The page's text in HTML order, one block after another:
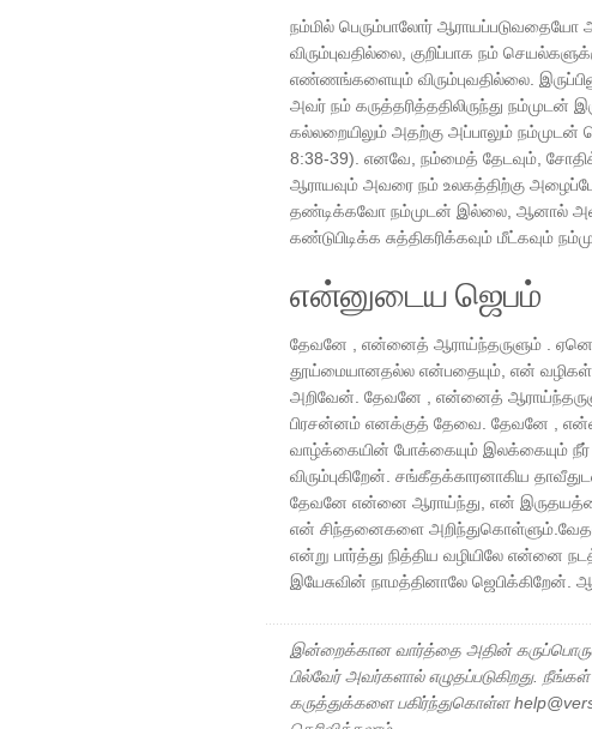
நம்மில் பெரும்பாலோர்
விரும்புவதில்லை, குறிப்பாக நம்
எண்ணங்களையும் விரும்புவதில்லை.
அவர் நம் கருத்தரித்ததிலிருந்து நம்முடன்
கல்லறையிலும் அதற்கு அப்பாலும் நம்முடன்
8:38-39). எனவே, நம்மைத் தேடவும்,
ஆராயவும் அவரை நம் உலகத்திற்கு
தண்டிக்கவோ நம்முடன் இல்லை, ஆனால்
கண்டுபிடிக்க சுத்திகரிக்கவும் மீட்கவும்
என்னுடைய ஜெபம்
தேவனே , என்னைத் ஆராய்ந்தருளும் .
தூய்மையானதல்ல என்பதையும், என்
அறிவேன். தேவனே , என்னைத்
பிரசன்னம் எனக்குத் தேவை. தேவனே ,
வாழ்க்கையின் போக்கையும் இலக்கையும்
விரும்புகிறேன். சங்கீதக்காரனாகிய
தேவனே என்னை ஆராய்ந்து, என்
என் சிந்தனைகளை
என்று பார்த்து நித்திய வழியிலே என்னை
இயேசுவின் நாமத்தினாலே ஜெபிக்கிறேன்.
இன்றைக்கான வார்த்தை அதின்
பில்வேர் அவர்களால் எழுதப்படுகிறது.
கருத்துக்களை பகிர்ந்துகொள்ள